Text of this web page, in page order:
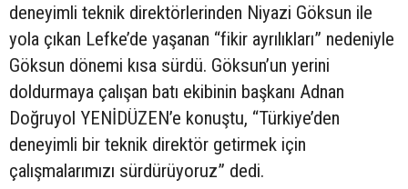
deneyimli teknik direktörlerinden Niyazi Göksun ile
yola çıkan Lefke’de yaşanan “fikir ayrılıkları” nedeniyle
Göksun dönemi kısa sürdü. Göksun’un yerini
doldurmaya çalışan batı ekibinin başkanı Adnan
Doğruyol YENİDÜZEN’e konuştu, “Türkiye’den
deneyimli bir teknik direktör getirmek için
çalışmalarımızı sürdürüyoruz” dedi.